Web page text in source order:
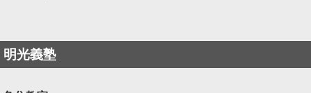
明光義塾